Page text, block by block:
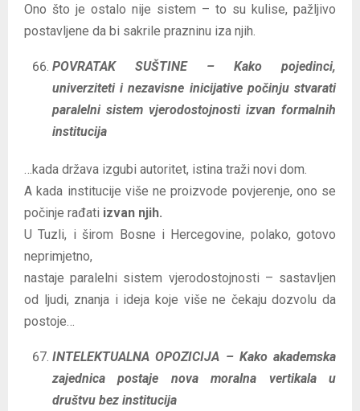
Ono što je ostalo nije sistem – to su kulise, pažljivo
postavljene da bi sakrile prazninu iza njih.
POVRATAK SUŠTINE – Kako pojedinci,
univerziteti i nezavisne inicijative počinju stvarati
paralelni sistem vjerodostojnosti izvan formalnih
institucija
…kada država izgubi autoritet, istina traži novi dom.
A kada institucije više ne proizvode povjerenje, ono se
počinje rađati izvan njih.
U Tuzli, i širom Bosne i Hercegovine, polako, gotovo
neprimjetno,
nastaje paralelni sistem vjerodostojnosti – sastavljen
od ljudi, znanja i ideja koje više ne čekaju dozvolu da
postoje…
INTELEKTUALNA OPOZICIJA – Kako akademska
zajednica postaje nova moralna vertikala u
društvu bez institucija